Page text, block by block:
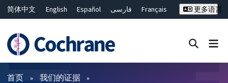
简体中文 English Español فارسی
Français
ไทย
繁體中文
更多语言
过滤
首页 我们的证据